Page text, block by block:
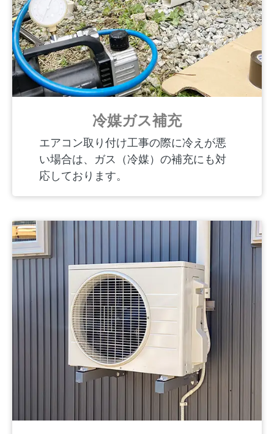
冷媒ガス補充
エアコン取り付け工事の際に冷えが悪
い場合は、ガス（冷媒）の補充にも対
応しております。